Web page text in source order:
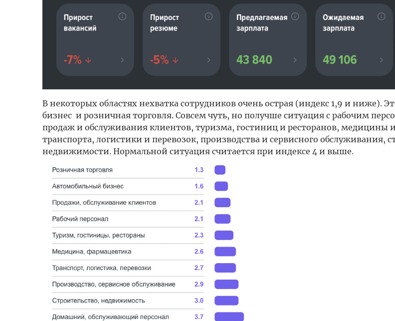
В некоторых областях нехватка сотрудников очень острая (индекс 1,9 и ниже).
бизнес и розничная торговля. Совсем чуть, но получше ситуация с рабочим
продаж и обслуживания клиентов, туризма, гостиниц и ресторанов, медицины
транспорта, логистики и перевозок, производства и сервисного обслуживания,
недвижимости. Нормальной ситуация считается при индексе 4 и выше.